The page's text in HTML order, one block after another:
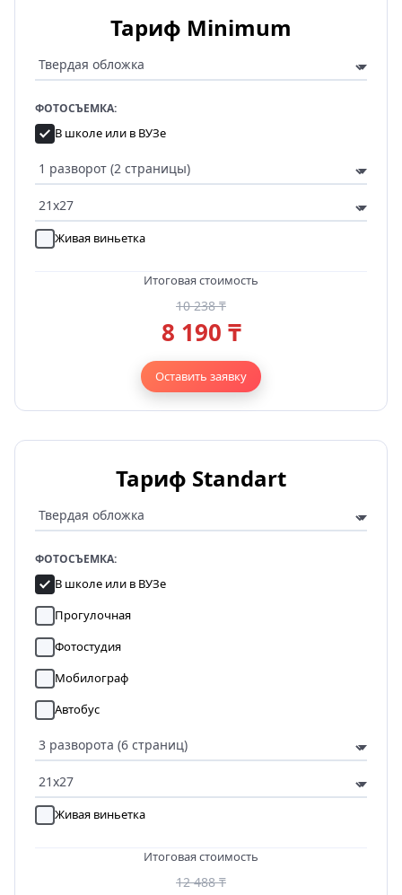
Тариф Minimum
ФОТОСЪЕМКА:
В школе или в ВУЗе
Живая виньетка
Итоговая стоимость
10 238 ₸
8 190 ₸
Оставить заявку
Тариф Standart
ФОТОСЪЕМКА:
В школе или в ВУЗе
Прогулочная
Фотостудия
Мобилограф
Автобус
Живая виньетка
Итоговая стоимость
12 488 ₸